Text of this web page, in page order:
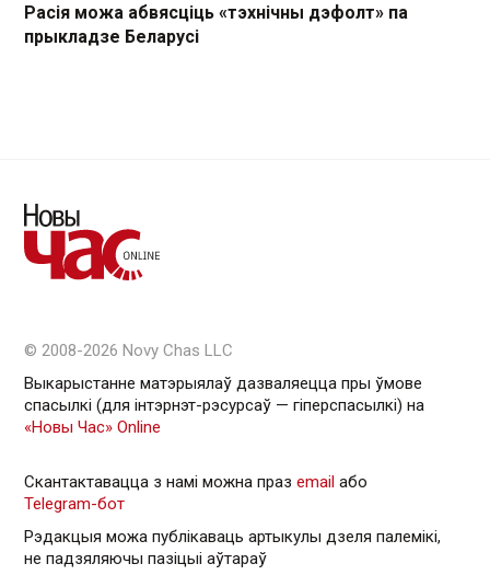
Расія можа абвясціць «тэхнічны дэфолт» па
прыкладзе Беларусі
© 2008-2026 Novy Chas LLC
Выкарыстанне матэрыялаў дазваляецца пры ўмове
спасылкі (для інтэрнэт-рэсурсаў — гiперспасылкi) на
«Новы Час» Online
Скантактавацца з намі можна праз email або
Telegram-бот
Рэдакцыя можа публікаваць артыкулы дзеля палемікі,
не падзяляючы пазіцыі аўтараў